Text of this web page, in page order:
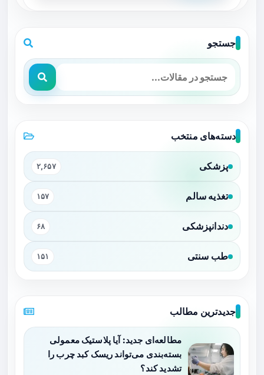
جستجو
دسته‌های منتخب
پزشکی ۲,۶۵۷
تغذیه سالم ۱۵۷
دندانپزشکی ۶۸
طب سنتی ۱۵۱
جدیدترین مطالب
مطالعه‌ای جدید: آیا پلاستیک معمولی
بسته‌بندی می‌تواند ریسک کبد چرب را
تشدید کند؟